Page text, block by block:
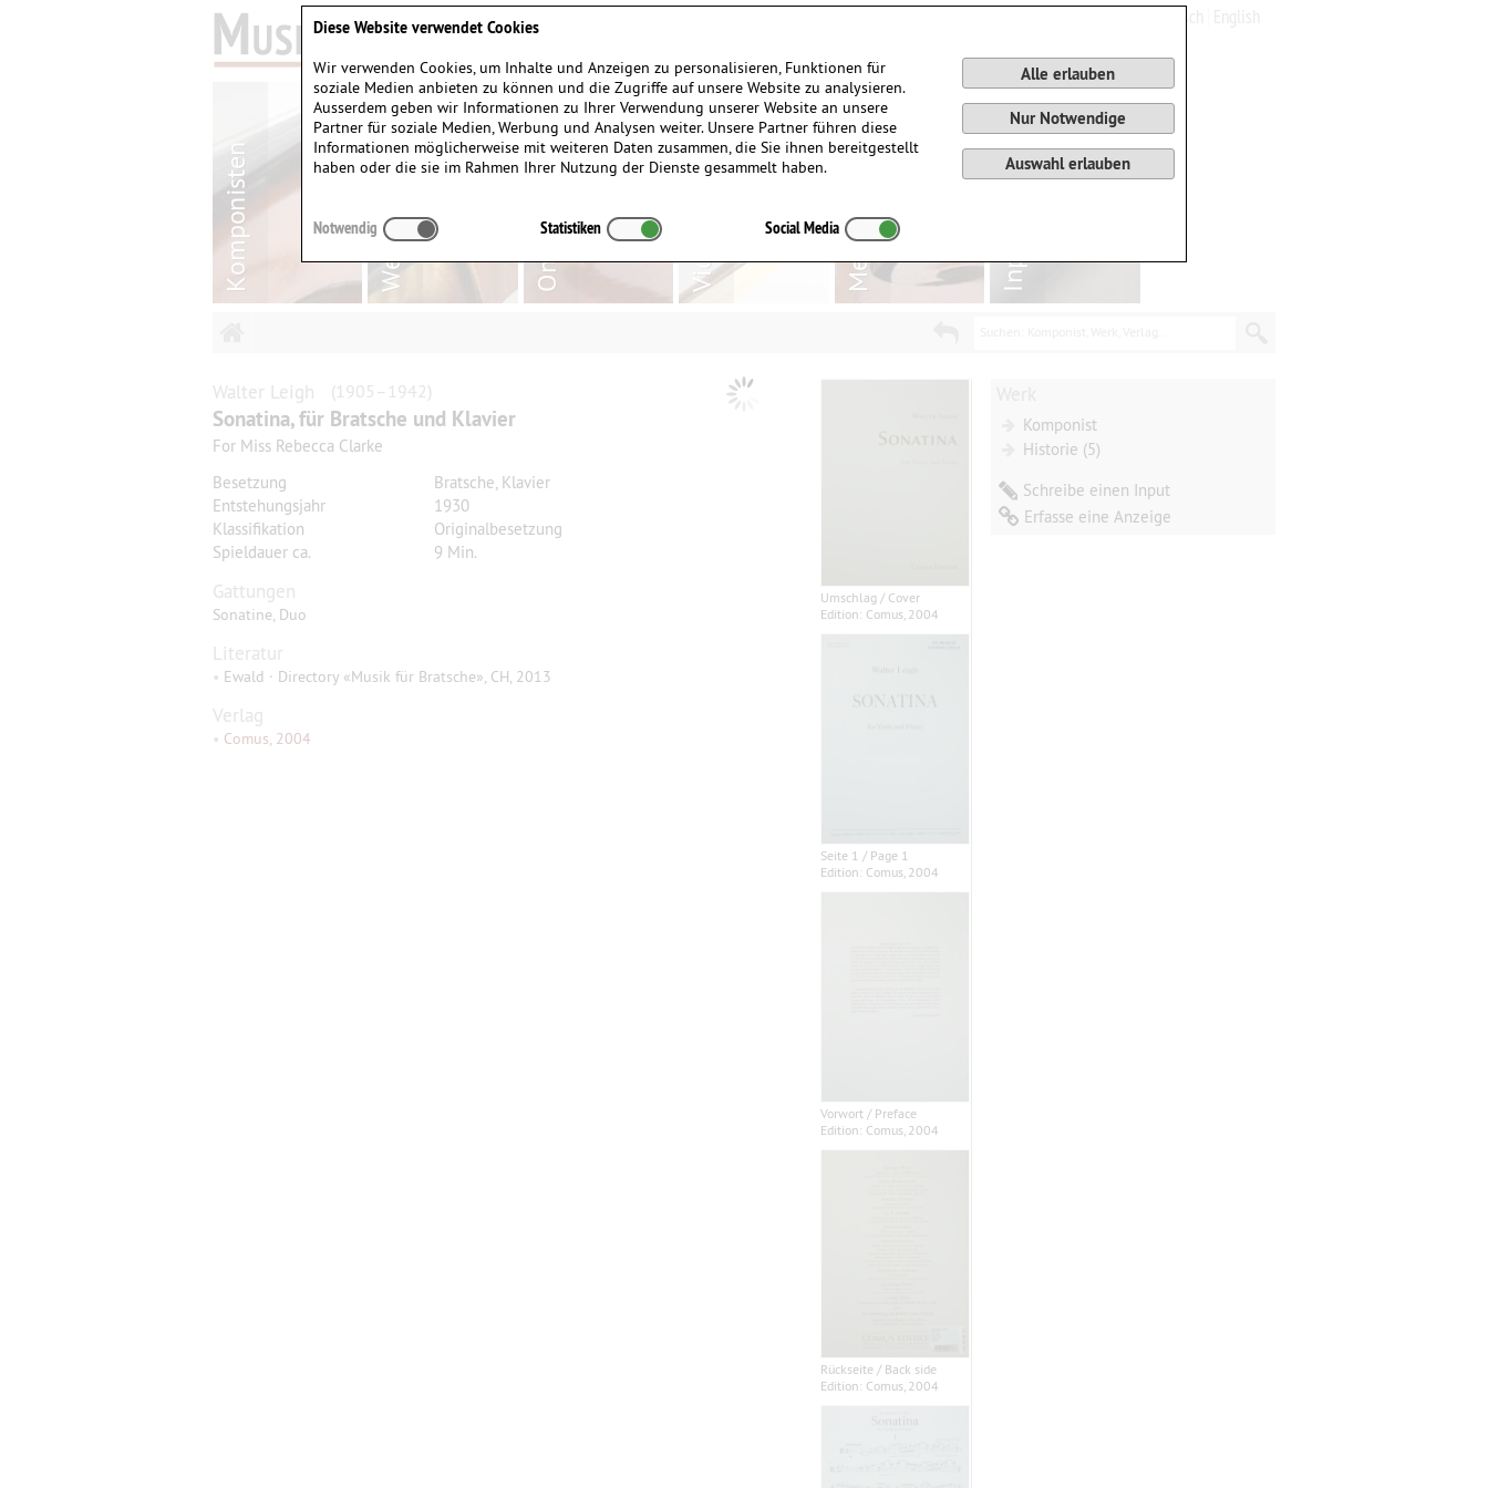
Walter Leigh (1905–1942)
Sonatina, für Bratsche und Klavier
For Miss Rebecca Clarke
Besetzung
Bratsche, Klavier
Entstehungsjahr
1930
Klassifikation
Originalbesetzung
Spieldauer ca.
9 Min.
Gattungen
Sonatine, Duo
Literatur
• Ewald · Directory «Musik für Bratsche», CH, 2013
Verlag
• Comus, 2004
Umschlag / Cover
Edition: Comus, 2004
Seite 1 / Page 1
Edition: Comus, 2004
Vorwort / Preface
Edition: Comus, 2004
Rückseite / Back side
Edition: Comus, 2004
Komponist
Historie (5)
Schreibe einen Input
Erfasse eine Anzeige
Diese Website verwendet Cookies
Wir verwenden Cookies, um Inhalte und Anzeigen zu personalisieren, Funktionen für
soziale Medien anbieten zu können und die Zugriffe auf unsere Website zu analysieren.
Ausserdem geben wir Informationen zu Ihrer Verwendung unserer Website an unsere
Partner für soziale Medien, Werbung und Analysen weiter. Unsere Partner führen diese
Informationen möglicherweise mit weiteren Daten zusammen, die Sie ihnen bereitgestellt
haben oder die sie im Rahmen Ihrer Nutzung der Dienste gesammelt haben.
Alle erlauben
Nur Notwendige
Auswahl erlauben
Notwendig Statistiken Social Media